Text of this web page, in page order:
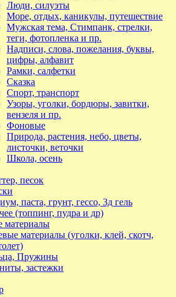
Люди, силуэты
Море, отдых, каникулы, путешествие
Мужская тема, Стимпанк, стрелки,
теги, фотопленка и пр.
Надписи, слова, пожелания, буквы,
цифры, алфавит
Рамки, салфетки
Сказка
Спорт, транспорт
Узоры, уголки, бордюры, завитки,
вензеля и пр.
Фоновые
Природа, растения, небо, цветы,
листочки, веточки
Школа, осень
песок
паста, грунт, гессо, 3д гель
(топпинг, пудра и др)
материалы
материалы (уголки, клей, скотч,
Пружины
застежки